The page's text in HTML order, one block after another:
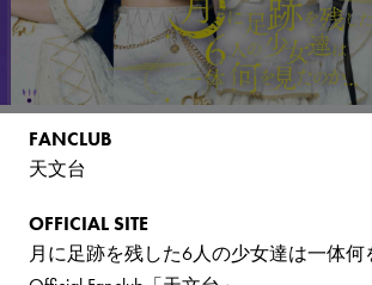
FANCLUB
天文台
OFFICIAL SITE
月に足跡を残した6人の少女達は一体何